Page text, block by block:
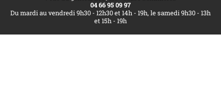
04 66 95 09 97
Du mardi au vendredi 9h30 - 12h30 et 14h - 19h, le samedi 9h30 - 13h
et 15h - 19h